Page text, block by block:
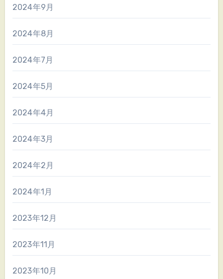
2024年9月
2024年8月
2024年7月
2024年5月
2024年4月
2024年3月
2024年2月
2024年1月
2023年12月
2023年11月
2023年10月